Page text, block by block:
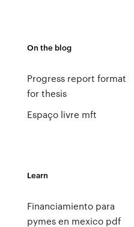
On the blog
Progress report format
for thesis
Espaço livre mft
Learn
Financiamiento para
pymes en mexico pdf